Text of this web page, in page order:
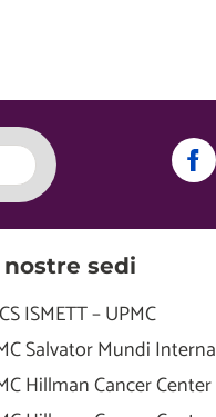
nostre sedi
ISMETT – UPMC
Salvator Mundi
Hillman Cancer